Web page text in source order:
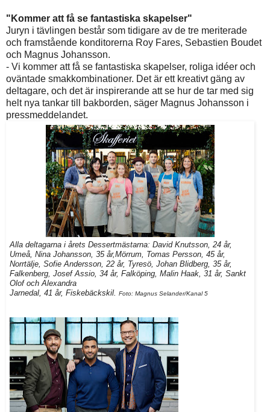
"Kommer att få se fantastiska skapelser"
Juryn i tävlingen består som tidigare av de tre meriterade
och framstående konditorerna Roy Fares, Sebastien Boudet
och Magnus Johansson.
- Vi kommer att få se fantastiska skapelser, roliga idéer och
oväntade smakkombinationer. Det är ett kreativt gäng av
deltagare, och det är inspirerande att se hur de tar med sig
helt nya tankar till bakborden, säger Magnus Johansson i
pressmeddelandet.
Alla deltagarna i årets Dessertmästarna: David Knutsson, 24 år,
Umeå, Nina Johansson, 35 år,Mörrum, Tomas Persson, 45 år,
Norrtälje, Sofie Andersson, 22 år, Tyresö, Johan Blidberg, 35 år,
Falkenberg, Josef Assio, 34 år, Falköping, Malin Haak, 31 år, Sankt
Olof och Alexandra
Jarnedal, 41 år, Fiskebäckskil.
Foto: Magnus Selander/Kanal 5